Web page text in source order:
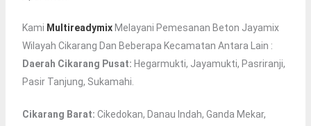
Kami MultireadymixMelayani Pemesanan Beton Jayamix
Wilayah Cikarang Dan Beberapa Kecamatan Antara Lain :
Daerah Cikarang Pusat: Hegarmukti, Jayamukti, Pasriranji,
Pasir Tanjung, Sukamahi.
Cikarang Barat: Cikedokan, Danau Indah, Ganda Mekar,